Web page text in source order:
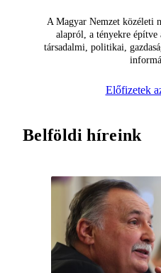
A Magyar Nemzet közéleti
alapról, a tényekre építve
társadalmi, politikai,
Előfizetek
Belföldi híreink